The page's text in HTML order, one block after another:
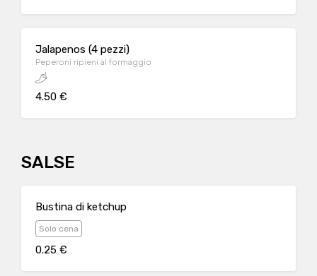
Jalapenos (4 pezzi)
Peperoni ripieni al formaggio
4.50 €
SALSE
Bustina di ketchup
Solo cena
0.25 €